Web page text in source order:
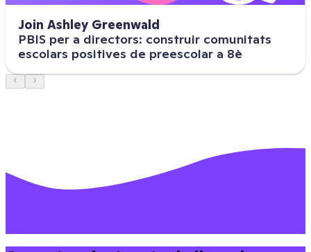
Join Ashley Greenwald
PBIS per a directors: construir comunitats
escolars positives de preescolar a 8è